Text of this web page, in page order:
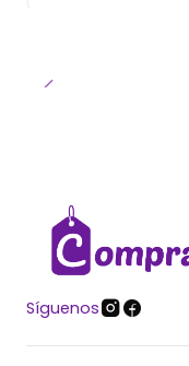
Síguenos